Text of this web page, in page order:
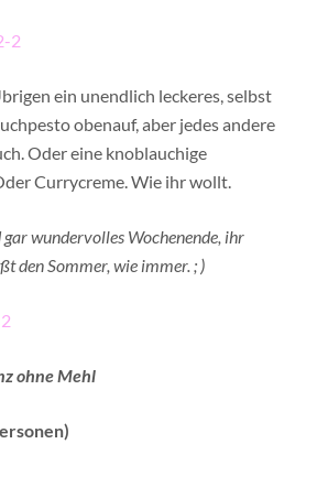
ein unendlich leckeres, selbst
obenauf, aber jedes andere
Oder eine knoblauchige
Currycreme. Wie ihr wollt.
gar wundervolles Wochenende, ihr
den Sommer, wie immer. ; )
ohne Mehl